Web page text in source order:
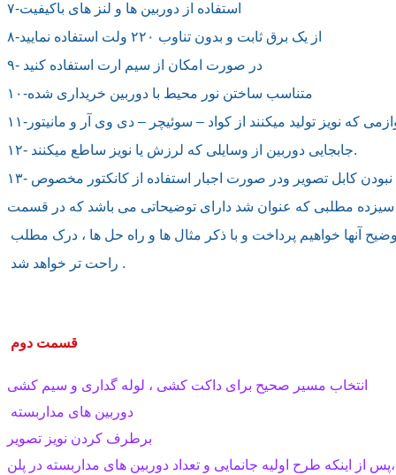
۷-استفاده از دوربین ها و لنز های باکیفیت
۸-از یک برق ثابت و بدون تناوب ۲۲۰ ولت استفاده نمایید
۹- در صورت امکان از سیم ارت استفاده کنید
۱۰-متناسب ساختن نور محیط با دوربین خریداری شده
که نویز تولید میکنند از کواد – سوئیچر – دی وی آر و مانیتور
۱۲- جابجایی دوربین از وسایلی که لرزش یا نویز ساطع میکنند.
تکه نبودن کابل تصویر ودر صورت اجبار استفاده از کانکتور مخصوص
سیزده مطلبی که عنوان شد دارای توضیحاتی می باشد که در قسمت
آنها خواهیم پرداخت و با ذکر مثال ها و راه حل ها ، درک مطلب
راحت تر خواهد شد .
قسمت دوم
انتخاب مسیر صحیح برای داکت کشی ، لوله گداری و سیم کشی
دوربین های مداربسته
برطرف کردن نویز تصویر
پس از اینکه طرح اولیه جانمایی و تعداد دوربین های مداربسته در پلن،